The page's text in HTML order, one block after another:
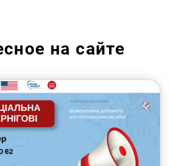
на сайте